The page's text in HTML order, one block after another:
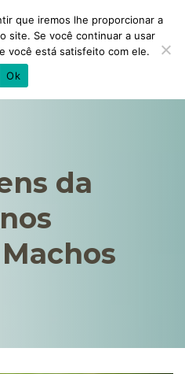
da
que iremos lhe proporcionar a
site. Se você continuar a usar
você está satisfeito com ele.
Ok